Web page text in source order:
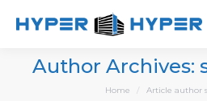
Author Archives:
You are here:
Home Article author